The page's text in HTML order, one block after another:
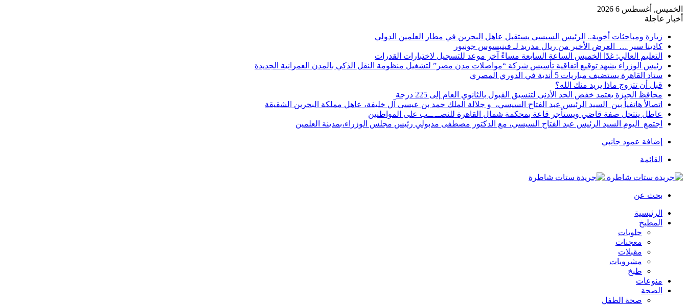
الخميس, أغسطس 6 2026
أخبار عاجلة
زيارة ومباحثات أخوية.. الرئيس السيسي يستقبل عاهل البحرين في مطار العلمين الدولي
كادينا سير … العرض الأخير من ريال مدريد لـ فينيسوس جونيور
التعليم العالي: غدًا الخميس الساعة السابعة مساءً آخر موعد للتسجيل لاختبارات القدرات
رئيس الوزراء يشهد توقيع اتفاقية تأسيس شركة “مواصلات مدن مصر” لتشغيل منظومة النقل الذكي بالمدن العمرانية الجديدة
ستاد القاهرة يستضيف مباريات 5 أندية في الدوري المصري
قبل أن تتزوج ماذا يريد منك الله؟
محافظ الجيزة يعتمد خفض الحد الأدنى لتنسيق القبول بالثانوي العام إلى 225 درجة
اتصالأ هاتفيأ بين السيد الرئيس عبد الفتاح السيسي، و جلالة الملك حمد بن عيسى آل خليفة، عاهل مملكة البحرين الشقيقة
عاطل ينتحل صفة قاضي ويستأجر قاعة بمحكمة شمال القاهرة للنصــ.ــب على المواطنين
اجتمع اليوم السيد الرئيس عبد الفتاح السيسي، مع الدكتور مصطفى مدبولي رئيس مجلس الوزراء،بمدينة العلمين
إضافة عمود جانبي
القائمة
بحث عن
الرئيسية
المطبخ
حلويات
معجنات
مقبلات
مشروبات
طبخ
منوعات
الصحة
صحة الطفل